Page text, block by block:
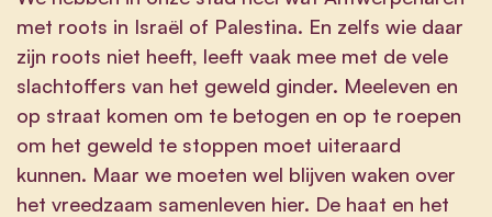
met roots in Israël of Palestina. En zelfs wie daar
zijn roots niet heeft, leeft vaak mee met de vele
slachtoffers van het geweld ginder. Meeleven en
op straat komen om te betogen en op te roepen
om het geweld te stoppen moet uiteraard
kunnen. Maar we moeten wel blijven waken over
het vreedzaam samenleven hier. De haat en het